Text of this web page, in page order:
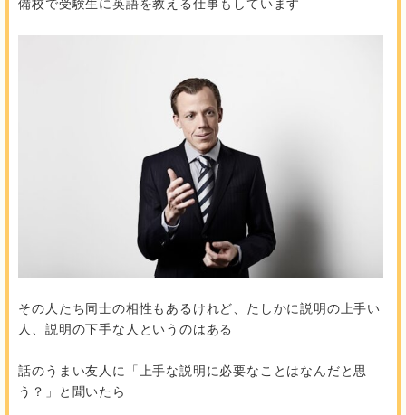
備校で受験生に英語を教える仕事もしています
その人たち同士の相性もあるけれど、たしかに説明の上手い
人、説明の下手な人というのはある
話のうまい友人に「上手な説明に必要なことはなんだと思
う？」と聞いたら